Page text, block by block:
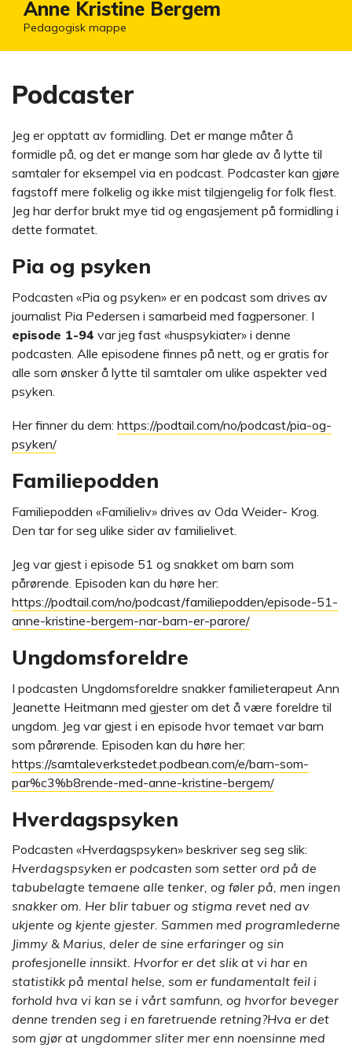
Anne Kristine Bergem
Pedagogisk mappe
Podcaster
Jeg er opptatt av formidling. Det er mange måter å
formidle på, og det er mange som har glede av å lytte til
samtaler for eksempel via en podcast. Podcaster kan gjøre
fagstoff mere folkelig og ikke mist tilgjengelig for folk flest.
Jeg har derfor brukt mye tid og engasjement på formidling i
dette formatet.
Pia og psyken
Podcasten «Pia og psyken» er en podcast som drives av
journalist Pia Pedersen i samarbeid med fagpersoner. I
episode 1-94 var jeg fast «huspsykiater» i denne
podcasten. Alle episodene finnes på nett, og er gratis for
alle som ønsker å lytte til samtaler om ulike aspekter ved
psyken.
Her finner du dem: https://podtail.com/no/podcast/pia-og-
psyken/
Familiepodden
Familiepodden «Familieliv» drives av Oda Weider- Krog.
Den tar for seg ulike sider av familielivet.
Jeg var gjest i episode 51 og snakket om barn som
pårørende. Episoden kan du høre her:
https://podtail.com/no/podcast/familiepodden/episode-51-
anne-kristine-bergem-nar-barn-er-parore/
Ungdomsforeldre
I podcasten Ungdomsforeldre snakker familieterapeut Ann
Jeanette Heitmann med gjester om det å være foreldre til
ungdom. Jeg var gjest i en episode hvor temaet var barn
som pårørende. Episoden kan du høre her:
https://samtaleverkstedet.podbean.com/e/barn-som-
par%c3%b8rende-med-anne-kristine-bergem/
Hverdagspsyken
Podcasten «Hverdagspsyken» beskriver seg seg slik:
Hverdagspsyken er podcasten som setter ord på de
tabubelagte temaene alle tenker, og føler på, men ingen
snakker om. Her blir tabuer og stigma revet ned av
ukjente og kjente gjester. Sammen med programlederne
Jimmy & Marius, deler de sine erfaringer og sin
profesjonelle innsikt. Hvorfor er det slik at vi har en
statistikk på mental helse, som er fundamentalt feil i
forhold hva vi kan se i vårt samfunn, og hvorfor beveger
denne trenden seg i en faretruende retning?Hva er det
som gjør at ungdommer sliter mer enn noensinne med